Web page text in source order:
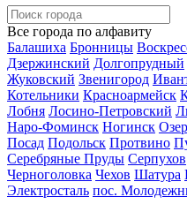
Все города по алфавиту
Балашиха Бронницы
Дзержинский Долгопрудный
Жуковский Звенигород
Котельники Красноармейск
Лобня Лосино-Петровский
Наро-Фоминск Ногинск
Посад Подольск Протвино
Серебряные Пруды Серпухов
Черноголовка Чехов Шатура
Электросталь пос.